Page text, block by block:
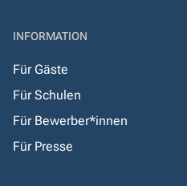
INFORMATION
Für Gäste
Für Schulen
Für Bewerber*innen
Für Presse